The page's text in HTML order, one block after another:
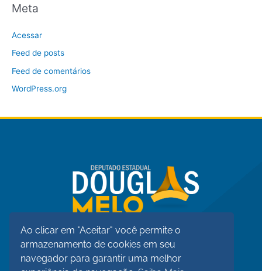
Meta
Acessar
Feed de posts
Feed de comentários
WordPress.org
Ao clicar em "Aceitar" você permite o
armazenamento de cookies em seu
navegador para garantir uma melhor